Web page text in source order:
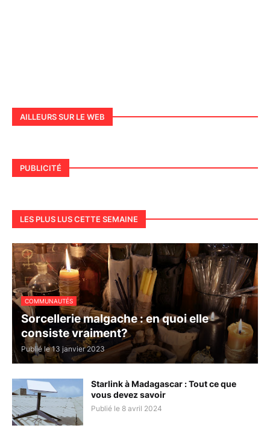
AILLEURS SUR LE WEB
PUBLICITÉ
LES PLUS LUS CETTE SEMAINE
COMMUNAUTÉS
Sorcellerie malgache : en quoi elle
consiste vraiment?
Publié le 13 janvier 2023
Starlink à Madagascar : Tout ce que
vous devez savoir
Publié le 8 avril 2024